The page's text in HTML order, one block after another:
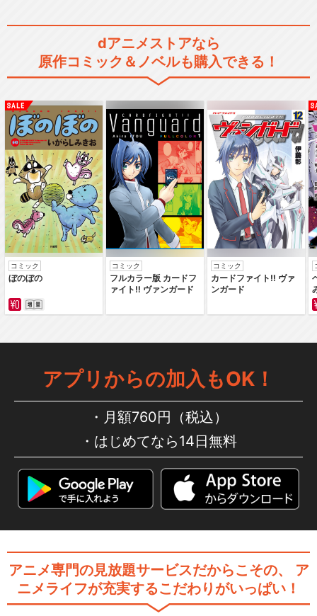
あたしンち(第131話～第156
話)
あたしンち(第157話～第182
話)
あたしンち(第183話～第208
話)
話)
あたしンち(第235話～第260
話)
あたしンち(第261話～第286
あたしンち(第287話～第312
話)
dアニメストアなら
原作コミック＆ノベルも購入できる！
コミック
ぼのぼの
コミック
フルカラー版 カードフ
ァイト‼ ヴァンガード
コミック
カードファイト‼ ヴァ
ンガード
アプリからの加入もOK！
月額760円（税込）
はじめてなら14日無料
アニメ専門の見放題サービスだからこその、
ア
ニメライフが充実するこだわりがいっぱい！